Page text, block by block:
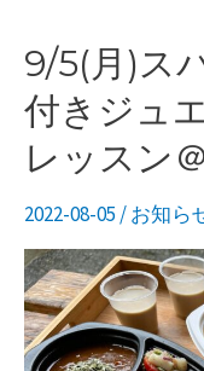
リ
バ
ッ
エ
ミ
ー
9/5(月)ス
付きジュ
レッスン
2022-08-05 /お知ら